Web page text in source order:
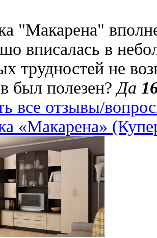
"Макарена"
вписалась в
трудностей не
был полезен?Да
все отзывы/
«Макарена»